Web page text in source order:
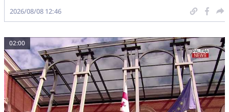
2026/08/08 12:46
02:00